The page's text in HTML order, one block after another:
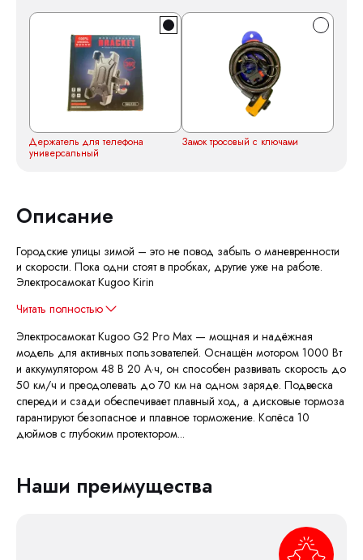
Держатель для телефона
универсальный
Замок тросовый с ключами
Описание
Городские улицы зимой – это не повод забыть о маневренности
и скорости. Пока одни стоят в пробках, другие уже на работе.
Электросамокат Kugoo Kirin
Читать полностью
Электросамокат Kugoo G2 Pro Max — мощная и надёжная
модель для активных пользователей. Оснащён мотором 1000 Вт
и аккумулятором 48 В 20 А·ч, он способен развивать скорость до
50 км/ч и преодолевать до 70 км на одном заряде. Подвеска
спереди и сзади обеспечивает плавный ход, а дисковые тормоза
гарантируют безопасное и плавное торможение. Колёса 10
дюймов с глубоким протектором...
Наши преимущества